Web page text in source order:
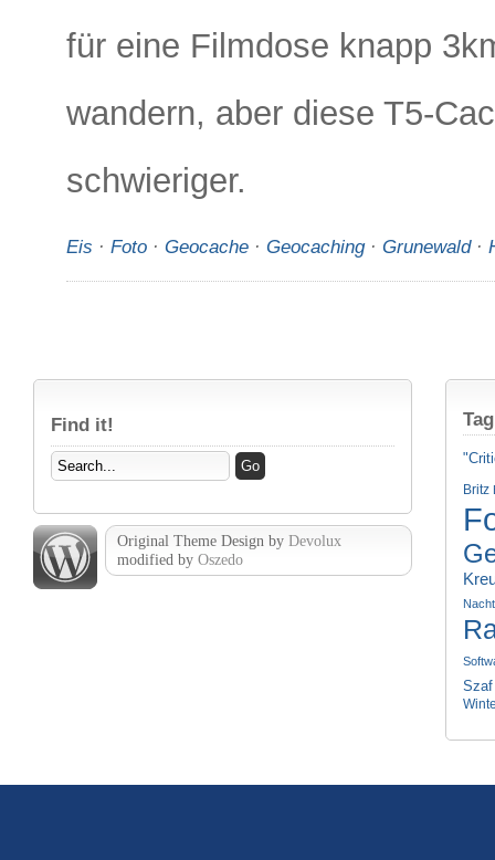
für eine Filmdose knapp
wandern, aber diese T5-
schwieriger.
Eis · Foto · Geocache · Geocaching· Grunewald·
Find it!
Original Theme Design by Devolux
modified by Oszedo
Britz
Szaf